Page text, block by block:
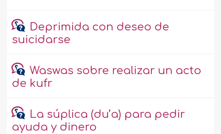
Deprimida con deseo de
suicidarse
Waswas sobre realizar un acto
de kufr
La súplica (du’a) para pedir
ayuda y dinero